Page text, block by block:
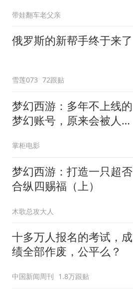
带娃翻车老父亲
俄罗斯的新帮手终于来了
雪莲073 72跟贴
梦幻西游：多年不上线的
梦幻账号，原来会被人盯
掌柜电影
梦幻西游：打造一只超否
合纵四赐福（上）
木歌总攻大人
十多万人报名的考试，成
绩全部作废，公平么？
中国新闻周刊 1.8万跟贴